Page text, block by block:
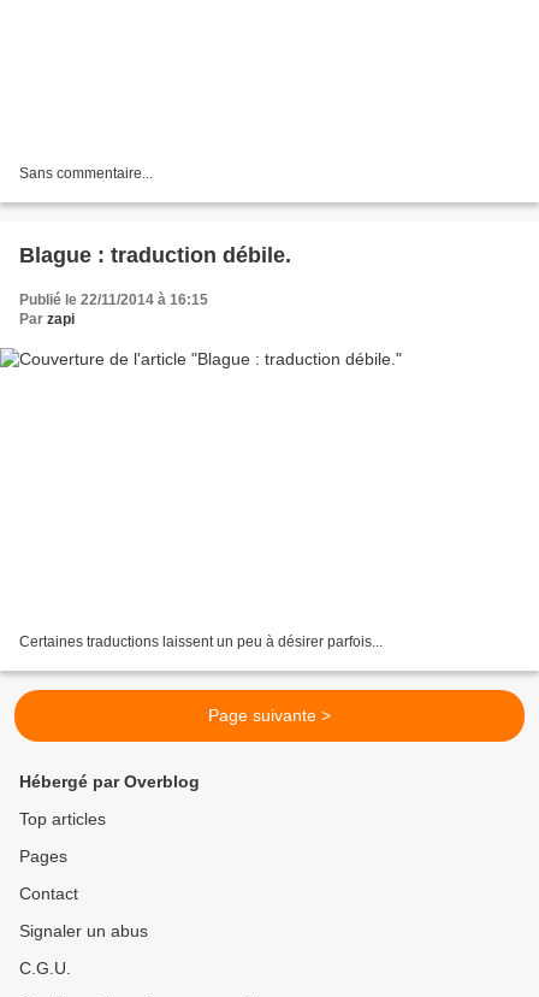
Sans commentaire...
Blague : traduction débile.
Publié le 22/11/2014 à 16:15
Par zapi
Certaines traductions laissent un peu à désirer parfois...
Page suivante >
Hébergé par Overblog
Top articles
Pages
Contact
Signaler un abus
C.G.U.